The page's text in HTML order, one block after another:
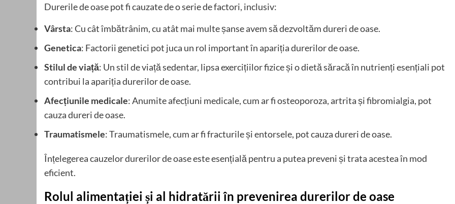
Durerile de oase pot fi cauzate de o serie de factori, inclusiv:
Vârsta: Cu cât îmbătrânim, cu atât mai multe șanse avem să dezvoltăm dureri de oase.
Genetica: Factorii genetici pot juca un rol important în apariția durerilor de oase.
Stilul de viață: Un stil de viață sedentar, lipsa exercițiilor fizice și o dietă săracă în nutrienți esențiali pot
contribui la apariția durerilor de oase.
Afecțiunile medicale: Anumite afecțiuni medicale, cum ar fi osteoporoza, artrita și fibromialgia, pot
cauza dureri de oase.
Traumatismele: Traumatismele, cum ar fi fracturile și entorsele, pot cauza dureri de oase.
Înțelegerea cauzelor durerilor de oase este esențială pentru a putea preveni și trata acestea în mod
eficient.
Rolul alimentației și al hidratării în prevenirea durerilor de oase